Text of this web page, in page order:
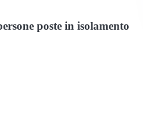
poste in isolamento